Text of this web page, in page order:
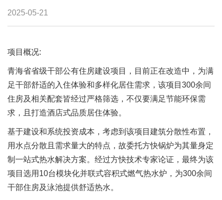
2025-05-21
项目概况:
青海省省级干部公有住房建设项目，目前正在改造中，为满
足干部舒适的入住体验和多样化居住需求，该项目300余间
住房及相关配套皆经过严格筛选，不仅要满足节能环保需
求，且打造酒店式品质居住体验。
基于建设和系统投资成本，考虑到该项目建筑分散性布置，
用水点分散且需求量大的特点，故委托方快锅炉为其量身定
制一站式热水解决方案。经过方快技术专家论证，最终为该
项目选用10台模块化并联式容积式燃气热水炉，为300余间
干部住房及泳池提供舒适热水。